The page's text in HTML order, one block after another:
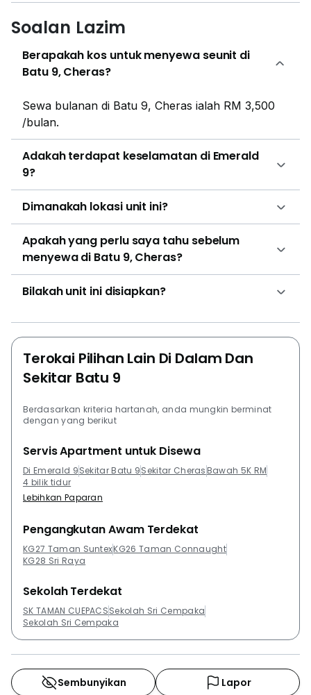
Soalan Lazim
Berapakah kos untuk menyewa seunit di
Batu 9, Cheras?
Sewa bulanan di Batu 9, Cheras ialah RM 3,500
/bulan.
Adakah terdapat keselamatan di Emerald
9?
Dimanakah lokasi unit ini?
Apakah yang perlu saya tahu sebelum
menyewa di Batu 9, Cheras?
Bilakah unit ini disiapkan?
Terokai Pilihan Lain Di Dalam Dan
Sekitar Batu 9
Berdasarkan kriteria hartanah, anda mungkin berminat
dengan yang berikut
Servis Apartment untuk Disewa
Di Emerald 9Sekitar Batu 9Sekitar Cheras Bawah 5K RM
4 bilik tidur
Lebihkan Paparan
Pengangkutan Awam Terdekat
KG27 Taman SuntexKG26 Taman Connaught
KG28 Sri Raya
Sekolah Terdekat
SK TAMAN CUEPACSSekolah Sri Cempaka
Sekolah Sri Cempaka
Sembunyikan Lapor